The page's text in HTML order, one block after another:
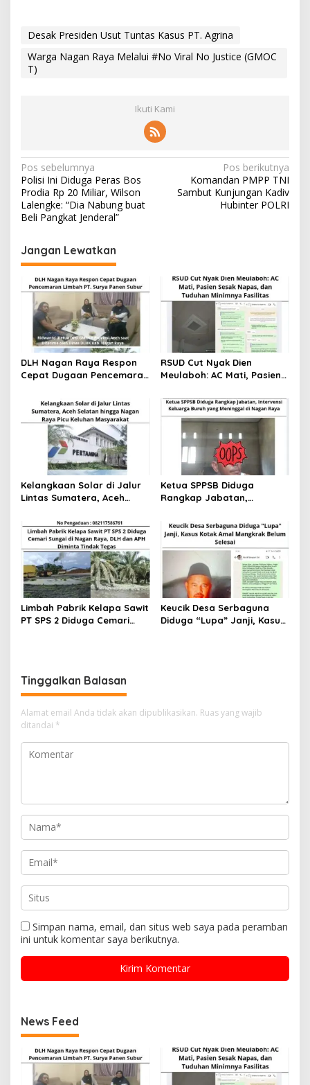
Desak Presiden Usut Tuntas Kasus PT. Agrina
Warga Nagan Raya Melalui #No Viral No Justice (GMOC
T)
Ikuti Kami
N
a
v
i
g
a
s
s
Pos sebelumnya
Polisi Ini Diduga Peras Bos
Prodia Rp 20 Miliar, Wilson
Lalengke: “Dia Nabung buat
Beli Pangkat Jenderal”
Pos berikutnya
Komandan PMPP TNI
Sambut Kunjungan Kadiv
Hubinter POLRI
Jangan Lewatkan
DLH Nagan Raya Respon
Cepat Dugaan Pencemaran
Subur
RSUD Cut Nyak Dien
Meulaboh: AC Mati, Pasien
Minimnya Fasilitas
Kelangkaan Solar di Jalur
Lintas Sumatera, Aceh
Raya Picu Keluhan
Masyarakat
Ketua SPPSB Diduga
Rangkap Jabatan,
yang Meninggal di Nagan
Raya
Limbah Pabrik Kelapa Sawit
PT SPS 2 Diduga Cemari
Keucik Desa Serbaguna
Diduga “Lupa” Janji, Kasus
Tinggalkan Balasan
Alamat email Anda tidak akan dipublikasikan. Ruas yang wajib
ditandai *
Simpan nama, email, dan situs web saya pada peramban
ini untuk komentar saya berikutnya.
News Feed